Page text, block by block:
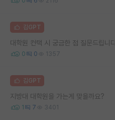
김GPT
대학원 컨택 시 궁금한 점 질문드립니다.
0 0 1357
김GPT
지방대 대학원을 가는게 맞을까요?
1 7 3401